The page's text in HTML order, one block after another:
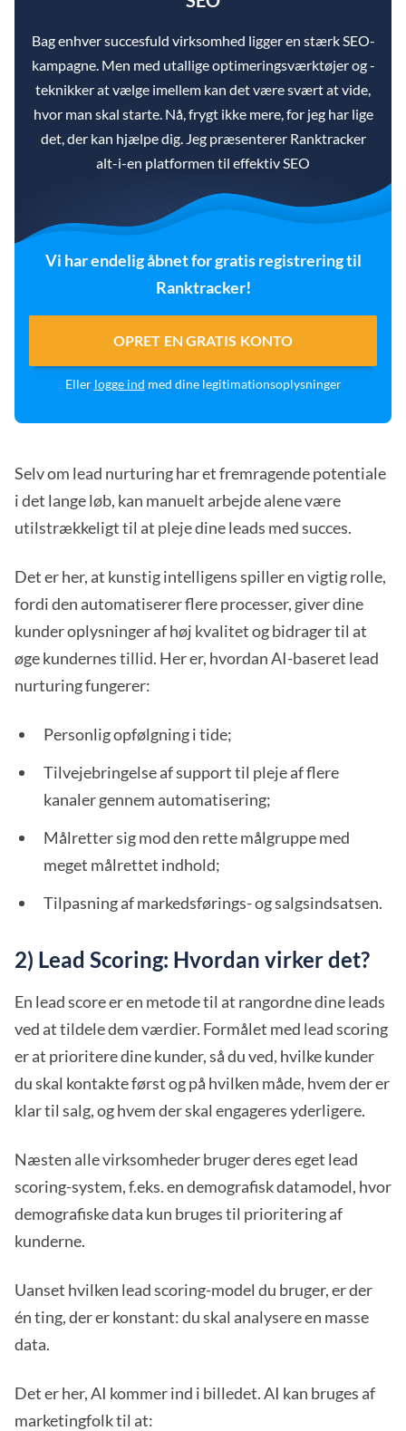
Bag enhver succesfuld virksomhed ligger en stærk SEO-
kampagne. Men med utallige optimeringsværktøjer og -
teknikker at vælge imellem kan det være svært at vide,
hvor man skal starte. Nå, frygt ikke mere, for jeg har lige
det, der kan hjælpe dig. Jeg præsenterer Ranktracker
alt-i-en platformen til effektiv SEO
Vi har endelig åbnet for gratis registrering til
Ranktracker!
OPRET EN GRATIS KONTO
Eller logge ind med dine legitimationsoplysninger
Selv om lead nurturing har et fremragende potentiale
i det lange løb, kan manuelt arbejde alene være
utilstrækkeligt til at pleje dine leads med succes.
Det er her, at kunstig intelligens spiller en vigtig rolle,
fordi den automatiserer flere processer, giver dine
kunder oplysninger af høj kvalitet og bidrager til at
øge kundernes tillid. Her er, hvordan AI-baseret lead
nurturing fungerer:
Personlig opfølgning i tide;
Tilvejebringelse af support til pleje af flere
kanaler gennem automatisering;
Målretter sig mod den rette målgruppe med
meget målrettet indhold;
Tilpasning af markedsførings- og salgsindsatsen.
2) Lead Scoring: Hvordan virker det?
En lead score er en metode til at rangordne dine leads
ved at tildele dem værdier. Formålet med lead scoring
er at prioritere dine kunder, så du ved, hvilke kunder
du skal kontakte først og på hvilken måde, hvem der er
klar til salg, og hvem der skal engageres yderligere.
Næsten alle virksomheder bruger deres eget lead
scoring-system, f.eks. en demografisk datamodel, hvor
demografiske data kun bruges til prioritering af
kunderne.
Uanset hvilken lead scoring-model du bruger, er der
én ting, der er konstant: du skal analysere en masse
data.
Det er her, AI kommer ind i billedet. AI kan bruges af
marketingfolk til at: